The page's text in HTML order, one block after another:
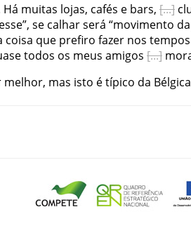
Há muitas lojas, cafés e bars,
”, se calharserá “movimento da
coisa que prefiro fazer nos tempos
todos os meus amigos
melhor, mas isto étípico da Bélgica